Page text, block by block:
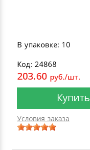
В упаковке: 10
Код: 24868
203.60 руб./шт.
Купить
Условия заказа